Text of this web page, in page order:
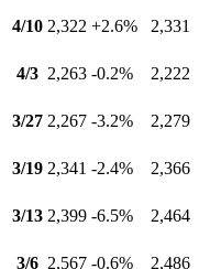
4/10 2,322 +2.6% 2,331
4/3 2,263 -0.2% 2,222
3/27 2,267 -3.2% 2,279
3/19 2,341 -2.4% 2,366
3/13 2,399 -6.5% 2,464
3/6 2,567 -0.6% 2,486